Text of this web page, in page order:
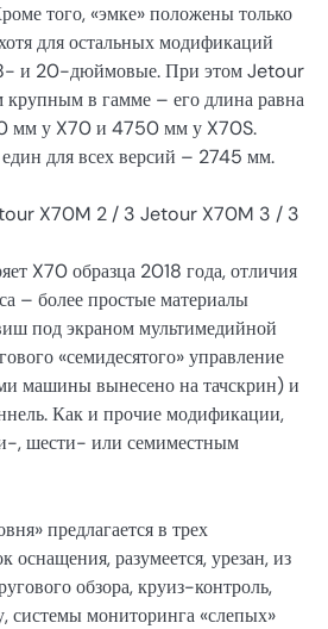
того, «эмке» положены только
для остальных модификаций
и 20-дюймовые. При этом Jetour
крупным в гамме – его длина равна
мм у X70 и 4750 мм у X70S.
для всех версий – 2745 мм.
X70M 2/ 3 Jetour X70M 3 / 3
X70 образца 2018 года, отличия
– более простые материалы
под экраном мультимедийной
«семидесятого» управление
машины вынесено на тачскрин) и
Как и прочие модификации,
, шести- или семиместным
предлагается в трех
оснащения, разумеется, урезан, из
обзора, круиз-контроль,
системы мониторинга «слепых»